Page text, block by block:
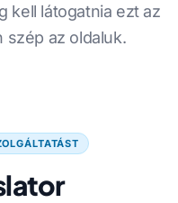
kell látogatnia ezt az
szép az oldaluk.